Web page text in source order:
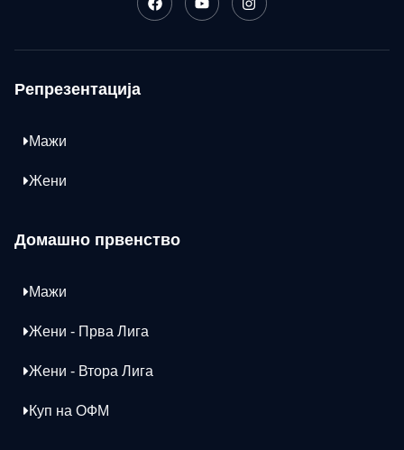
Репрезентација
Мажи
Жени
Домашно првенство
Мажи
Жени - Прва Лига
Жени - Втора Лига
Куп на ОФМ